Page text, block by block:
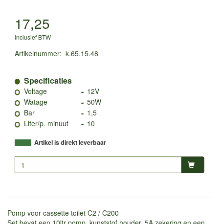
17,25
Inclusief BTW
Artikelnummer: k.65.15.48
Specificaties
Voltage - 12V
Watage
- 50W
Bar
- 1,5
Liter/p. minuut
- 10
Artikel is direkt leverbaar
Pomp voor cassette toilet C2 / C200